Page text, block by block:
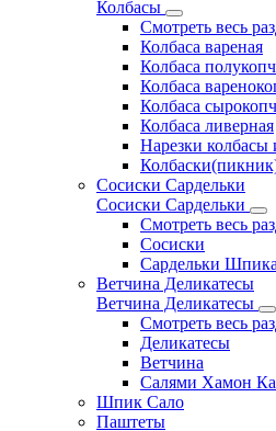
Колбасы
Смотреть весь
Колбаса вареная
Колбаса
Колбаса
Колбаса
Колбаса ливерная
Нарезки колбасы
Сосиски Сардельки
Сосиски Сардельки
Смотреть весь
Сосиски
Сардельки
Ветчина Деликатесы
Ветчина Деликатесы
Смотреть весь
Деликатесы
Ветчина
Салями Хамон
Шпик Сало
Паштеты